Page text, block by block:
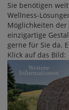
Sie benötigen
Wellness-
Möglichkeiten
einzigartige
gerne für Sie da.
Klick auf das Bild: